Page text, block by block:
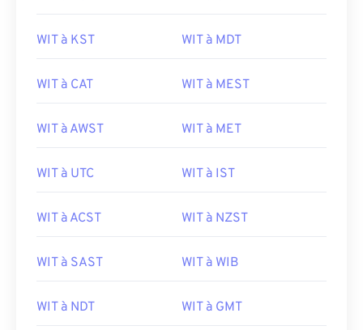
WIT à KST WIT à MDT
WIT à CAT WIT à MEST
WIT à AWST WIT à MET
WIT à UTC WIT à IST
WIT à ACST WIT à NZST
WIT à SAST WIT à WIB
WIT à NDT WIT à GMT